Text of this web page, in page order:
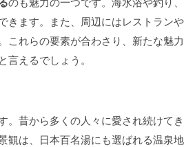
きます。また、周辺にはレストラン
れらの要素が合わさり、新たな魅力
えるでしょう。
。昔から多くの人々に愛され続けて
は、日本百名湯にも選ばれる温泉